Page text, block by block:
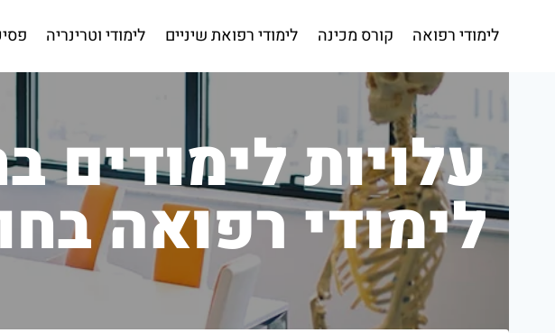
לימודי רפואה קורס מכינה לימודי רפואת שיניים לימודי וטרינריה
עלויות לימודים
לימודי רפואה